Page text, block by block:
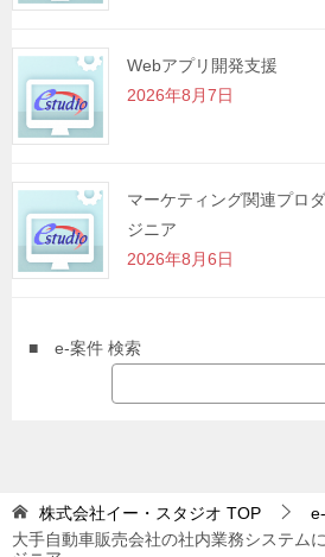
Webアプリ開発支援
2026年8月7日
マーケティング関連プロ
ジニア
2026年8月6日
■ e-案件 検索
株式会社イー・スタジオ TOP
大手自動車販売会社の社内業務システム